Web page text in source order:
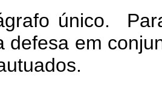
único. Para
defesa em